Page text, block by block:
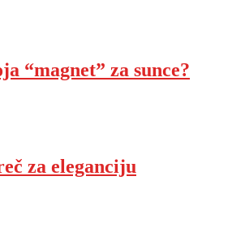
“magnet” za sunce?
za eleganciju